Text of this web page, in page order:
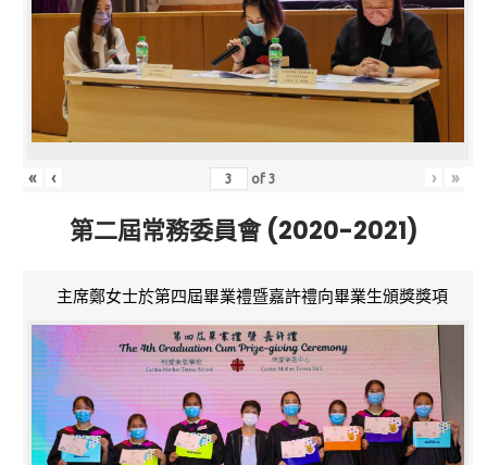
« ‹ of3 › »
第二屆常務委員會 (2020-2021)
主席鄭女士於第四屆畢業禮暨嘉許禮向畢業生頒獎獎項